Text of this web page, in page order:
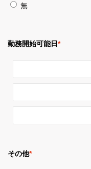
無
勤務開始可能日*
その他*